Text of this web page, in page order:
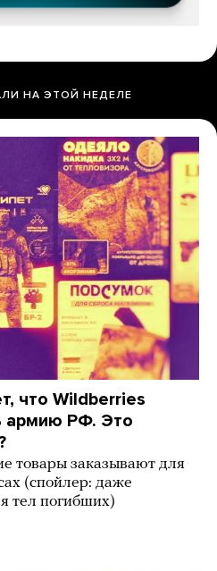
НА ЭТОЙ НЕДЕЛЕ
что Wildberries
армию РФ. Это
товары заказывают для
(спойлер: даже
тел погибших)